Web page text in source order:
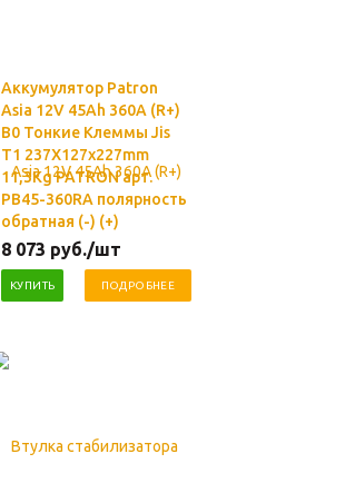
Аккумулятор Patron
Asia 12V 45Ah 360A (R+)
B0 Тонкие Клеммы Jis
T1 237X127x227mm
11,3Kg PATRON арт.
PB45-360RA полярность
обратная (-) (+)
8 073 руб./шт
КУПИТЬ ПОДРОБНЕЕ